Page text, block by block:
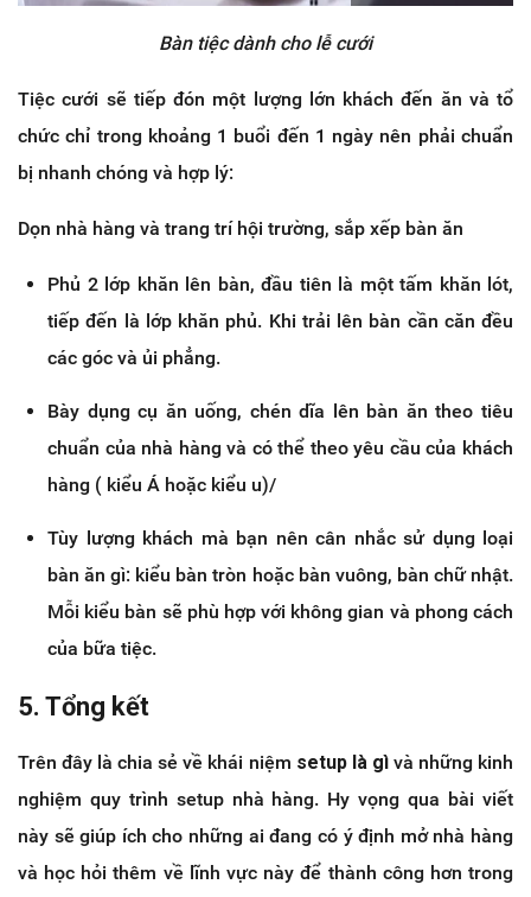
Bàn tiệc dành cho lễ cưới
Tiệc cưới sẽ tiếp đón một lượng lớn khách đến ăn và tổ
chức chỉ trong khoảng 1 buổi đến 1 ngày nên phải chuẩn
bị nhanh chóng và hợp lý:
Dọn nhà hàng và trang trí hội trường, sắp xếp bàn ăn
Phủ 2 lớp khăn lên bàn, đầu tiên là một tấm khăn lót,
tiếp đến là lớp khăn phủ. Khi trải lên bàn cần căn đều
các góc và ủi phẳng.
Bày dụng cụ ăn uống, chén dĩa lên bàn ăn theo tiêu
chuẩn của nhà hàng và có thể theo yêu cầu của khách
hàng ( kiểu Á hoặc kiểu u)/
Tùy lượng khách mà bạn nên cân nhắc sử dụng loại
bàn ăn gì: kiểu bàn tròn hoặc bàn vuông, bàn chữ nhật.
Mỗi kiểu bàn sẽ phù hợp với không gian và phong cách
của bữa tiệc.
5. Tổng kết
Trên đây là chia sẻ về khái niệm setup là gìvà những kinh
nghiệm quy trình setup nhà hàng. Hy vọng qua bài viết
này sẽ giúp ích cho những ai đang có ý định mở nhà hàng
và học hỏi thêm về lĩnh vực này để thành công hơn trong